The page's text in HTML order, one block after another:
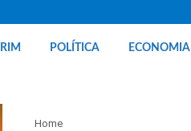
POLÍTICA ECONOMIA
Home